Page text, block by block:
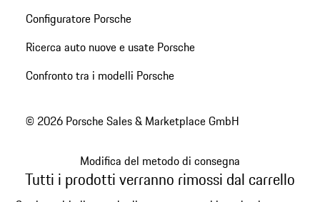
Configuratore Porsche
Ricerca auto nuove e usate Porsche
Confronto tra i modelli Porsche
© 2026 Porsche Sales & Marketplace GmbH
Modifica del metodo di consegna
Tutti i prodotti verranno rimossi dal carrello